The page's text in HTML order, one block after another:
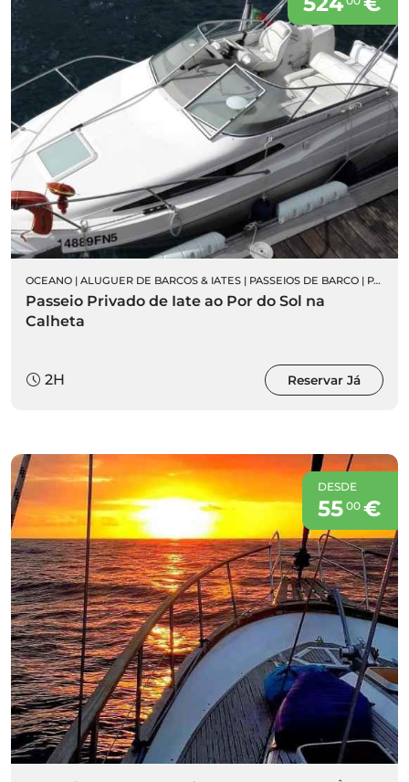
OCEANO | ALUGUER DE BARCOS & IATES | PASSEIOS DE BARCO | PASSEIOS PRIVADOS
Passeio Privado de Iate ao Por do Sol na
Calheta
2H Reservar Já
DESDE
55 00€